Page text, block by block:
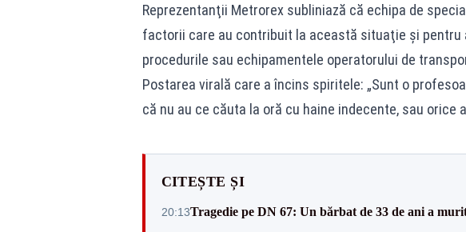
Reprezentanţii Metrorex subliniază că echipa de
factorii care au contribuit la această situaţie şi
procedurile sau echipamentele operatorului de
Postarea virală care a încins spiritele: „Sunt o
că nu au ce căuta la oră cu haine indecente, sau orice
CITEȘTE ȘI
20:13Tragedie pe DN 67: Un bărbat de 33 de ani a